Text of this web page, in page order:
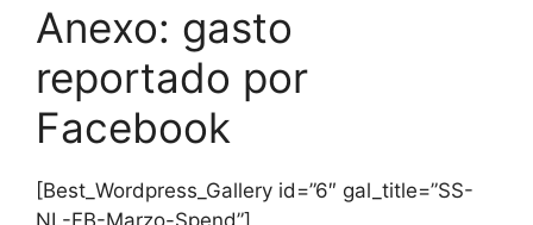
Anexo: gasto
reportado por
Facebook
[Best_Wordpress_Gallery id=”6″ gal_title=”SS-
NL-FB-Marzo-Spend”]